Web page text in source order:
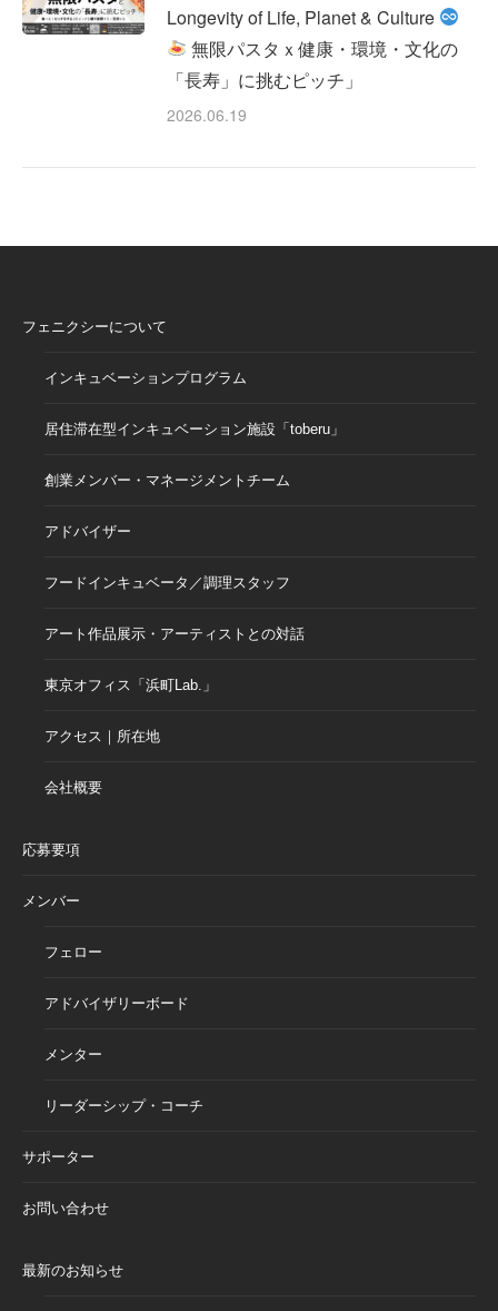
Longevity of Life, Planet & Culture
無限パスタｘ健康・環境・文化の
「長寿」に挑むピッチ」
2026.06.19
フェニクシーについて
インキュベーションプログラム
居住滞在型インキュベーション施設「toberu」
創業メンバー・マネージメントチーム
アドバイザー
フードインキュベータ／調理スタッフ
アート作品展示・アーティストとの対話
東京オフィス「浜町Lab.」
アクセス｜所在地
会社概要
応募要項
メンバー
フェロー
アドバイザリーボード
メンター
リーダーシップ・コーチ
サポーター
お問い合わせ
最新のお知らせ